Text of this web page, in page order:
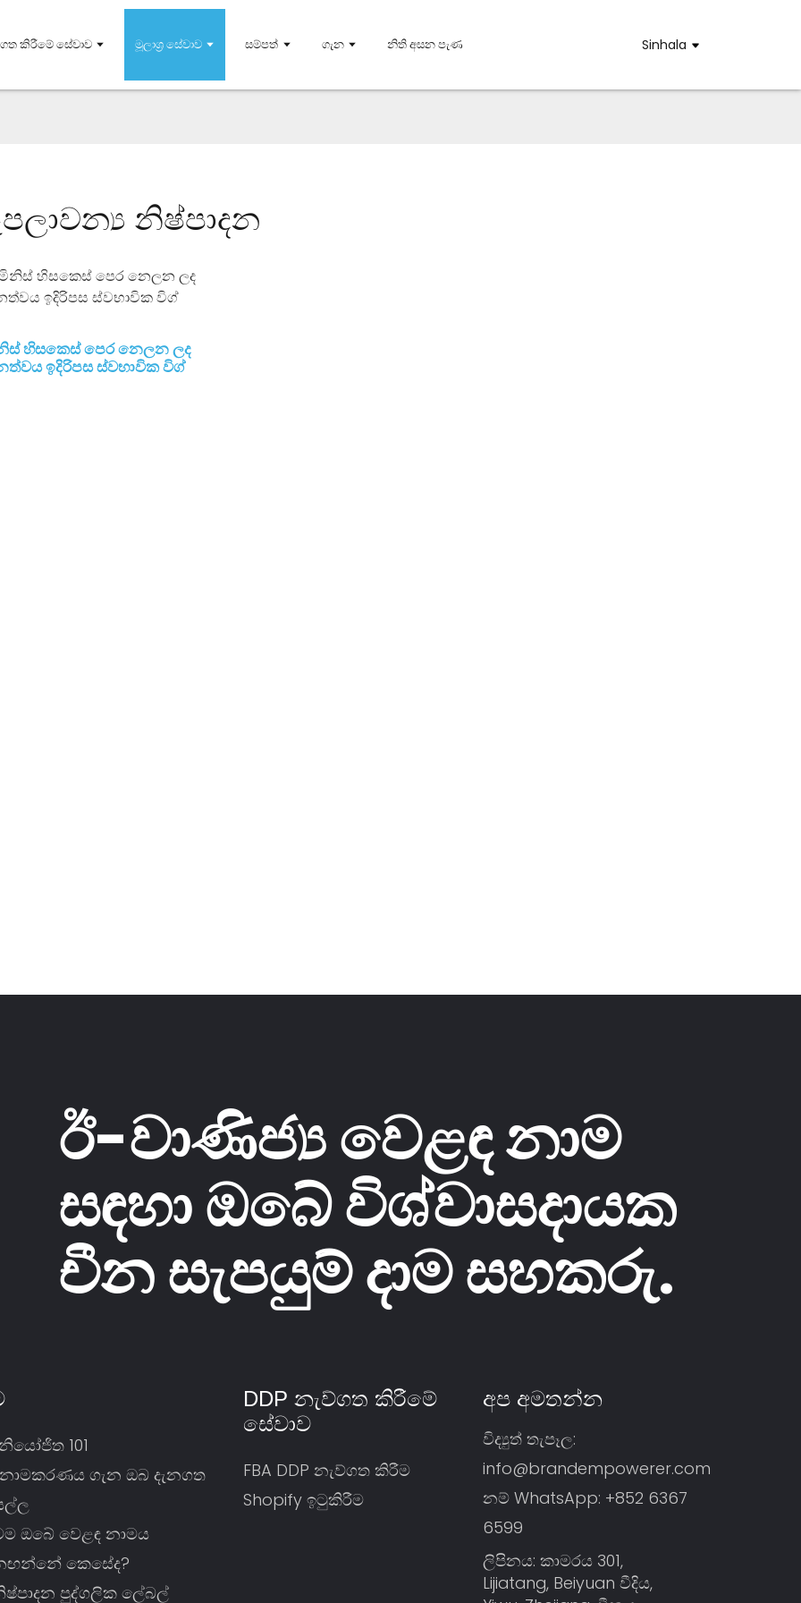
කිරීමේ සේවාව මූලාශ්‍ර සේවාව සම්පත් ගැන නිති අසන පැණ Sinhala
නිෂ්පාදන
හිසකෙස් පෙර නෙලන ලද
ඉදිරිපස ස්වභාවික විග්
ඊ-වාණිජ්‍ය වෙළඳ නාම
සඳහා ඔබේ විශ්වාසදායක
චීන සැපයුම් දාම සහකරු.
නියෝජිත 101
ගැන ඔබ දැනගත
ඔබේ වෙළඳ නාමය
කෙසේද?
පුද්ගලික ලේබල්
DDP නැව්ගත කිරීමේ
සේවාව
FBA DDP නැව්ගත කිරීම
Shopify ඉටුකිරීම
අප අමතන්න
විද්‍යුත් තැපෑල:
info@brandempowerer.com
නම් WhatsApp: +852 6367
6599
ලිපිනය: කාමරය 301,
Lijiatang, Beiyuan වීදිය,